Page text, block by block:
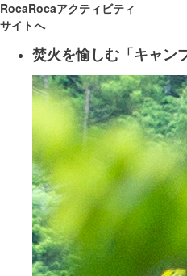
RocaRocaアクティビティ
サイトへ
焚火を愉しむ「キャン